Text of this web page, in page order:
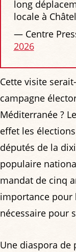
long
locale à
— Centre
2026
Cette visite
campagne
Méditerranée ?
effet les
députés de la
populaire
mandat de cinq
importance pour
nécessaire pour
Une diaspora de